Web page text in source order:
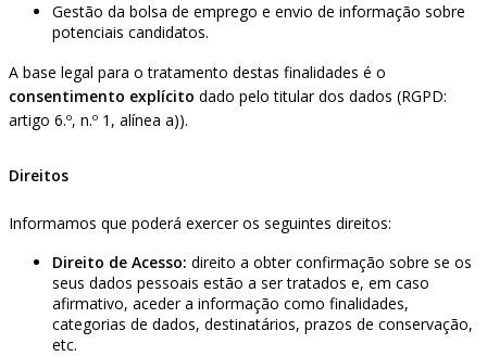
Gestão da bolsa de emprego e envio de informação sobre
potenciais candidatos.
A base legal para o tratamento destas finalidades é o
consentimento explícito dado pelo titular dos dados (RGPD:
artigo 6.º, n.º 1, alínea a)).
Direitos
Informamos que poderá exercer os seguintes direitos:
Direito de Acesso: direito a obter confirmação sobre se os
seus dados pessoais estão a ser tratados e, em caso
afirmativo, aceder a informação como finalidades,
categorias de dados, destinatários, prazos de conservação,
etc.